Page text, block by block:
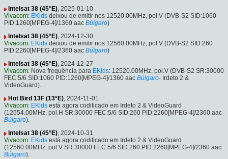
Intelsat 38 (45°E), 2025-01-10
Vivacom: EKids deixou de emitir nos 12520.00MHz, pol.V (DVB-S2 SID:1060
PID:1260[MPEG-4]/1360 aac Búlgaro)
Intelsat 38 (45°E), 2024-12-30
Vivacom: EKids deixou de emitir nos 12560.00MHz, pol.V (DVB-S2 SID:260
PID:2260[MPEG-4]/2360 aac Búlgaro)
Intelsat 38 (45°E), 2024-12-27
Vivacom: Nova frequência para EKids: 12520.00MHz, pol.V (DVB-S2 SR:30000
FEC:5/6 SID:1060 PID:1260[MPEG-4]/1360 aac Búlgaro- Irdeto 2 &
VideoGuard).
Hot Bird 13F (13°E), 2024-11-01
Vivacom: EKids está agora codificado em Irdeto 2 & VideoGuard
(12654.00MHz, pol.H SR:30000 FEC:5/6 SID:260 PID:2260[MPEG-4]/2360 aac
Búlgaro).
Intelsat 38 (45°E), 2024-10-31
Vivacom: EKids está agora codificado em Irdeto 2 & VideoGuard
(12560.00MHz, pol.V SR:30000 FEC:5/6 SID:260 PID:2260[MPEG-4]/2360 aac
Búlgaro).